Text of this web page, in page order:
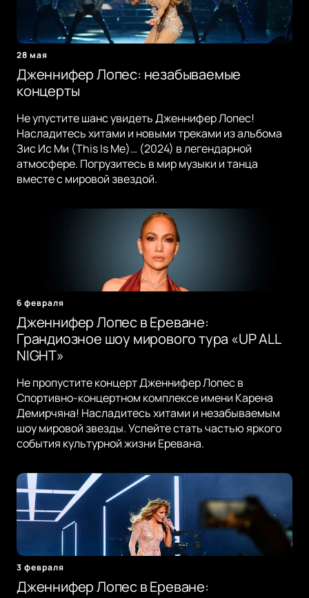
28 мая
Дженнифер Лопес: незабываемые
концерты
Не упустите шанс увидеть Дженнифер Лопес!
Насладитесь хитами и новыми треками из альбома
Зис Ис Ми (This Is Me)… (2024) в легендарной
атмосфере. Погрузитесь в мир музыки и танца
вместе с мировой звездой.
6 февраля
Дженнифер Лопес в Ереване:
Грандиозное шоу мирового тура «UP ALL
NIGHT»
Не пропустите концерт Дженнифер Лопес в
Спортивно-концертном комплексе имени Карена
Демирчяна! Насладитесь хитами и незабываемым
шоу мировой звезды. Успейте стать частью яркого
события культурной жизни Еревана.
3 февраля
Дженнифер Лопес в Ереване: